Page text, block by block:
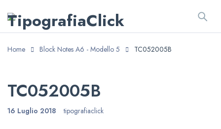
Home Block Notes A6 - Modello 5 TC052005B
TC052005B
16 Luglio 2018 tipografiaclick